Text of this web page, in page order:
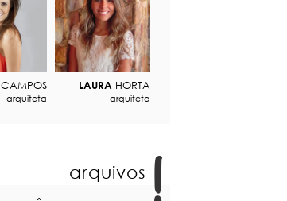
CAMPOS
arquiteta
LAURA HORTA
arquiteta
arquivos